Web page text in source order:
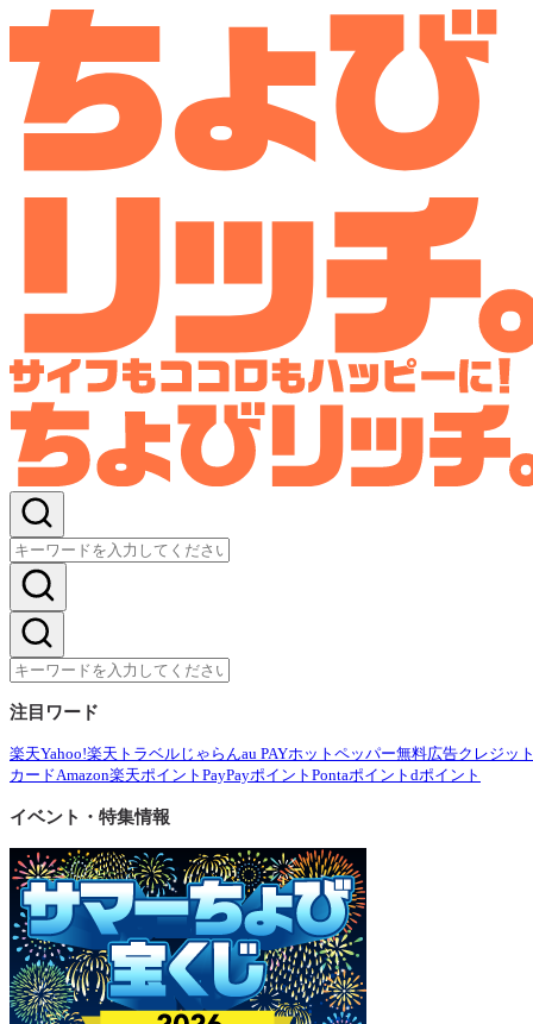
注目ワード
楽天Yahoo!楽天トラベル じゃらんau PAYホットペッパー無料広告クレジッ
カードAmazon楽天ポイント PayPayポイント Pontaポイント dポイント
イベント・特集情報